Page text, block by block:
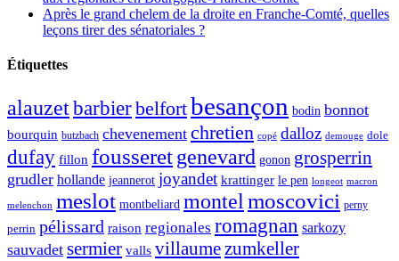
Après le grand chelem de la droite en Franche-Comté, quelles
leçons tirer des sénatoriales ?
Étiquettes
alauzetbarbierbelfortbesançon bodin bonnot
bourquin butzbach chevenement chretien copé dalloz demouge dole
dufay fillon fousseretgenevard gonon grosperrin
grudler hollande jeannerot joyandet krattinger le pen longeot macron
melenchon meslot montbeliard montelmoscovici perny
perrin pélissard raison regionales romagnan sarkozy
sauvadet sermier valls villaumezumkeller